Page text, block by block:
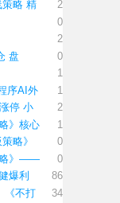
2
策略 精
0
2
0
盘
1
1
序AI外
2
停 小
1
》核心
0
略》
0
略》——
86
爆利
34
《不打